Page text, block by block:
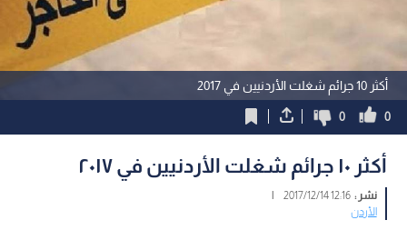
أكثر 10 جرائم شغلت الأردنيين في 2017
0
0
أكثر ١٠ جرائم شغلت الأردنيين في ٢٠١٧
نشر :12:16 2017/12/14
|
الأردن